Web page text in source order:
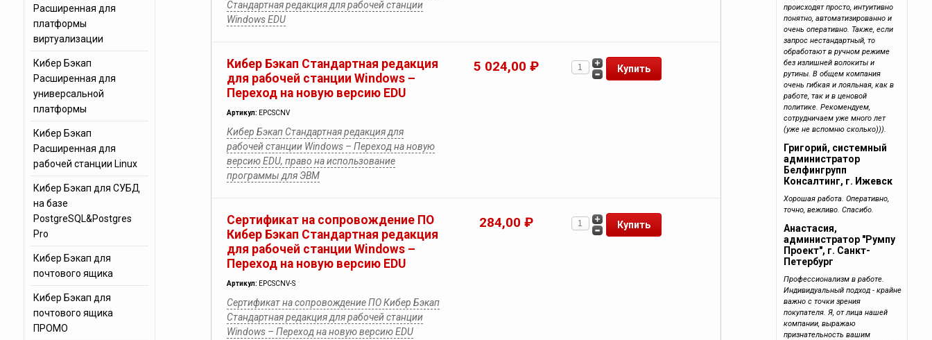
Стандартная редакция для рабочей станции
Windows EDU
Кибер Бэкап Стандартная редакция
для рабочей станции Windows –
Переход на новую версию EDU
Артикул: EPCSCNV
Кибер Бэкап Стандартная редакция для
рабочей станции Windows – Переход на новую
версию EDU, право на использование
программы для ЭВМ
5 024,00 ₽
Сертификат на сопровождение ПО
Кибер Бэкап Стандартная редакция
для рабочей станции Windows –
Переход на новую версию EDU
Артикул: EPCSCNV-S
Сертификат на сопровождение ПО Кибер Бэкап
Стандартная редакция для рабочей станции
Windows – Переход на новую версию EDU
284,00 ₽
Расширенная для
платформы
виртуализации
Кибер Бэкап
Расширенная для
универсальной
платформы
Кибер Бэкап
Расширенная для
рабочей станции Linux
Кибер Бэкап для СУБД
на базе
PostgreSQL&Postgres
Pro
Кибер Бэкап для
почтового ящика
Кибер Бэкап для
почтового ящика
ПРОМО
происходят просто, интуитивно
понятно, автоматизированно и
очень оперативно. Также, если
запрос нестандартный, то
обработают в ручном режиме
без излишней волокиты и
рутины. В общем компания
очень гибкая и лояльная, как в
работе, так и в ценовой
политике. Рекомендуем,
сотрудничаем уже много лет
(уже не вспомню сколько))).
Григорий, системный
администратор
Белфингрупп
Консалтинг, г. Ижевск
Хорошая работа. Оперативно,
точно, вежливо. Спасибо.
Анастасия,
администратор "Румпу
Проект", г. Санкт-
Петербург
Профессионализм в работе.
Индивидуальный подход - крайне
важно с точки зрения
покупателя. Я, от лица нашей
компании, выражаю
признательность вашим